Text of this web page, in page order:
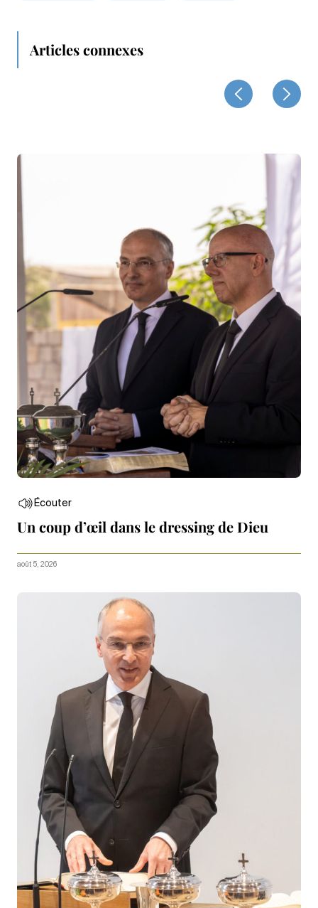
Articles connexes
Écouter
Un coup d’œil dans le dressing de Dieu
août 5, 2026